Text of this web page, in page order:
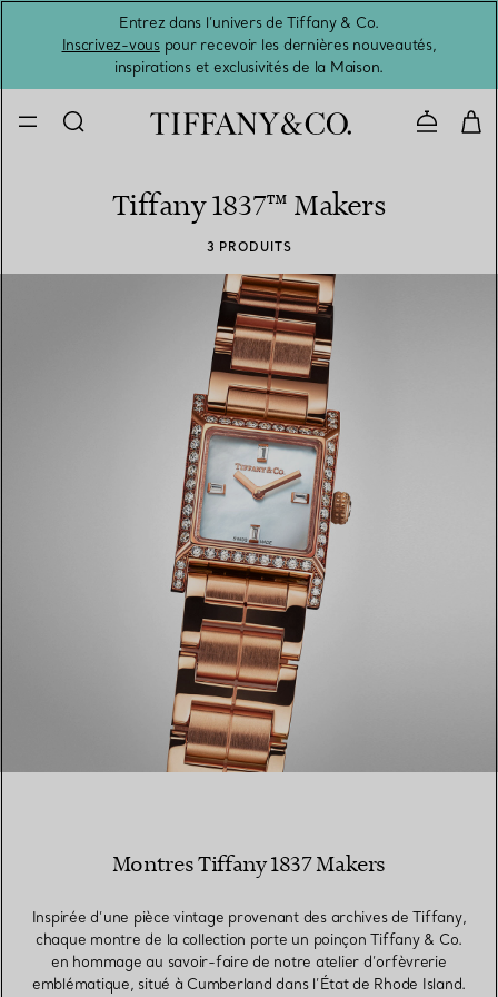
Entrez dans l’univers de Tiffany & Co.
Inscrivez-vouspour recevoir les dernières nouveautés,
inspirations et exclusivités de la Maison.
Tiffany 1837™ Makers
3 PRODUITS
Montres Tiffany 1837 Makers
Inspirée d’une pièce vintage provenant des archives de Tiffany,
chaque montre de la collection porte un poinçon Tiffany & Co.
en hommage au savoir-faire de notre atelier d’orfèvrerie
emblématique, situé à Cumberland dans l’État de Rhode Island.